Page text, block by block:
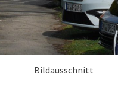
Bildausschnitt